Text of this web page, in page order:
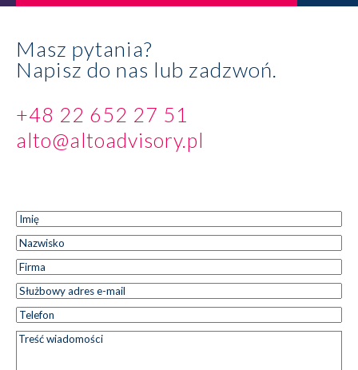
Masz pytania?
Napisz do nas lub zadzwoń.
+48 22 652 27 51
alto@altoadvisory.pl
Imię*
Imię
Nazwisko
Nazwisko
Firma
Służbowy
adres e-
mail
*
Telefon
Treść
*